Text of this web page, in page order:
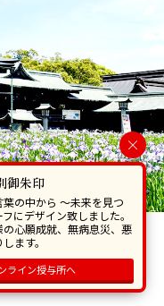
断で転写･複製することを
×
御朱印
の中から 〜未来を見つ
にデザイン致しました。
心願成就、無病息災、悪
ます。
ライン授与所へ